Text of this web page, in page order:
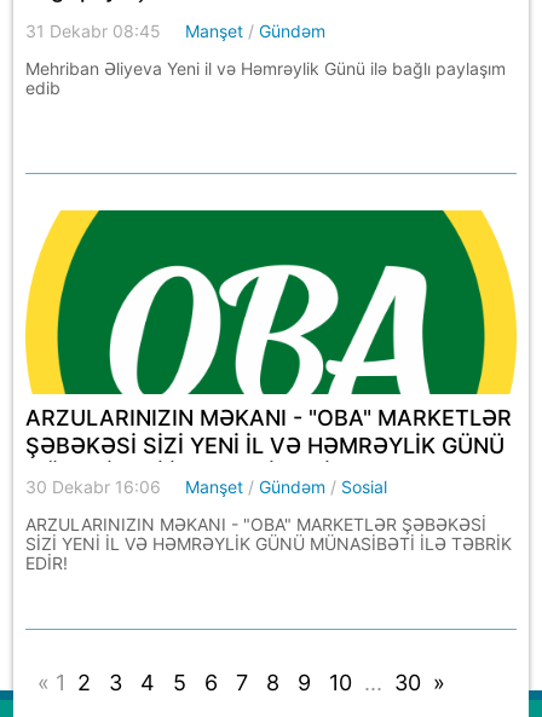
31 Dekabr 08:45 Manşet /Gündəm
Mehriban Əliyeva Yeni il və Həmrəylik Günü ilə bağlı paylaşım
edib
ARZULARINIZIN MƏKANI - "OBA" MARKETLƏR
ŞƏBƏKƏSİ SİZİ YENİ İL VƏ HƏMRƏYLİK GÜNÜ
30 Dekabr 16:06 Manşet /Gündəm / Sosial
ARZULARINIZIN MƏKANI - "OBA" MARKETLƏR ŞƏBƏKƏSİ
SİZİ YENİ İL VƏ HƏMRƏYLİK GÜNÜ MÜNASİBƏTİ İLƏ TƏBRİK
EDİR!
« 1 2 3 4 5 6 7 8 9 10 ... 30 »